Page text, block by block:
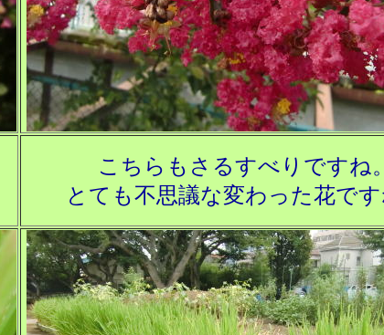
こちらもさるすべりですね
とても不思議な変わった花で